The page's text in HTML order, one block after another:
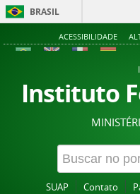
BRASIL
ACESSIBILIDADE
Instituto
SUAP Contato